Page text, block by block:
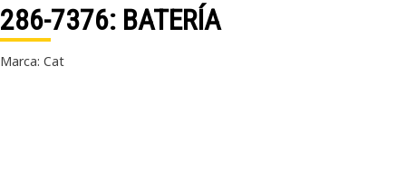
286-7376: BATERÍA
Marca: Cat